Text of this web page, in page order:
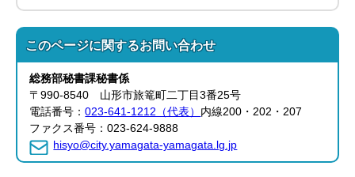
このページに関するお問い合わせ
総務部秘書課秘書係
〒990-8540 山形市旅篭町二丁目3番25号
電話番号：023-641-1212（代表） 内線200・202・207
ファクス番号：023-624-9888
hisyo@city.yamagata-yamagata.lg.jp